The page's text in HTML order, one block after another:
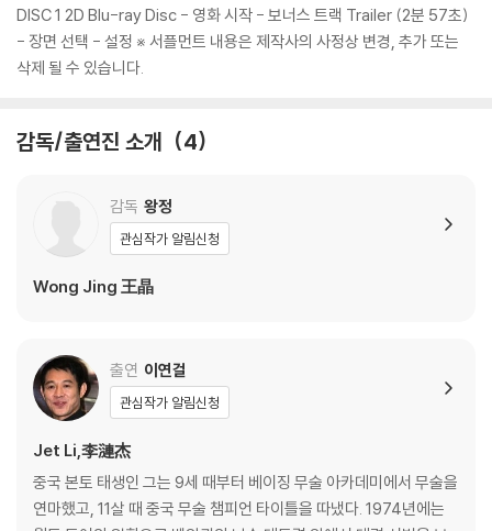
DISC 1 2D Blu-ray Disc - 영화 시작 - 보너스 트랙 Trailer (2분 57초)
- 장면 선택 - 설정 ※ 서플먼트 내용은 제작사의 사정상 변경, 추가 또는
삭제 될 수 있습니다.
감독/출연진 소개 4
감독 왕정
관심작가 알림신청
Wong Jing 王晶
출연 이연걸
관심작가 알림신청
Jet Li,李漣杰
중국 본토 태생인 그는 9세 때부터 베이징 무술 아카데미에서 무술을
연마했고, 11살 때 중국 무술 챔피언 타이틀을 따냈다. 1974년에는